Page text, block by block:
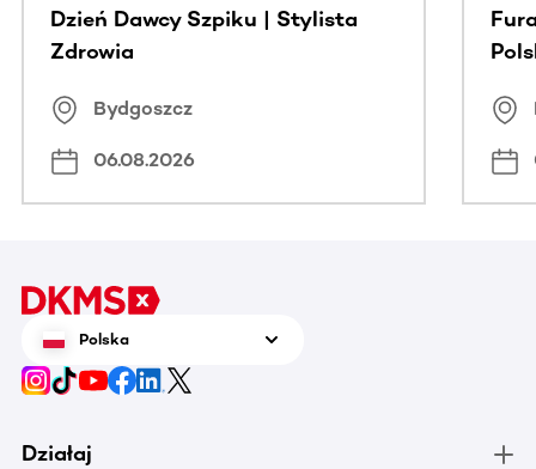
Dzień Dawcy Szpiku | Stylista
Zdrowia
Bydgoszcz
06.08.2026
Polska
Działaj